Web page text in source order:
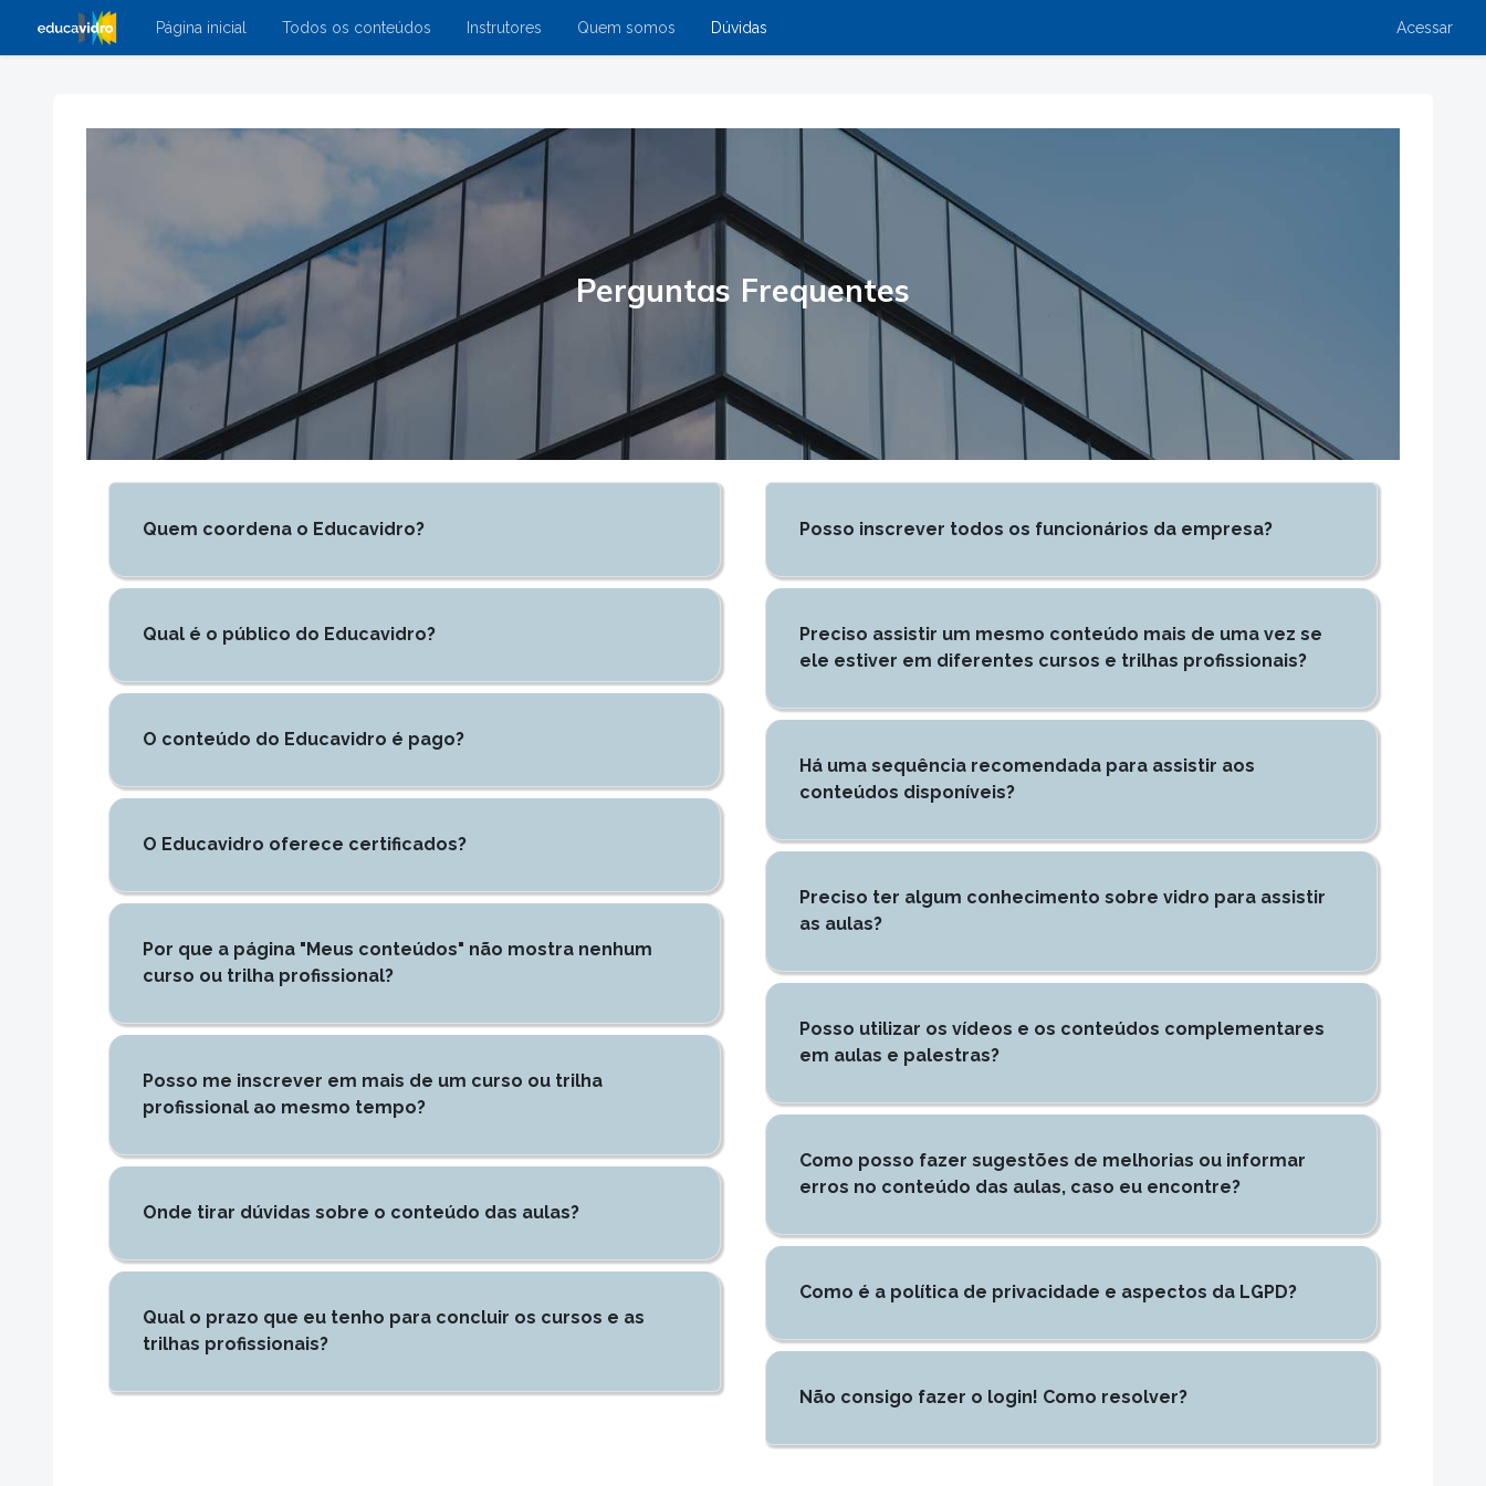
Página inicial Todos os conteúdos Instrutores Quem somos Dúvidas Acessar
Perguntas Frequentes
Quem coordena o Educavidro?
Qual é o público do Educavidro?
O conteúdo do Educavidro é pago?
O Educavidro oferece certificados?
Por que a página "Meus conteúdos" não mostra nenhum
curso ou trilha profissional?
Posso me inscrever em mais de um curso ou trilha
profissional ao mesmo tempo?
Onde tirar dúvidas sobre o conteúdo das aulas?
Qual o prazo que eu tenho para concluir os cursos e as
trilhas profissionais?
Posso inscrever todos os funcionários da empresa?
Preciso assistir um mesmo conteúdo mais de uma vez se
ele estiver em diferentes cursos e trilhas profissionais?
Há uma sequência recomendada para assistir aos
conteúdos disponíveis?
Preciso ter algum conhecimento sobre vidro para assistir
as aulas?
Posso utilizar os vídeos e os conteúdos complementares
em aulas e palestras?
Como posso fazer sugestões de melhorias ou informar
erros no conteúdo das aulas, caso eu encontre?
Como é a política de privacidade e aspectos da LGPD?
Não consigo fazer o login! Como resolver?